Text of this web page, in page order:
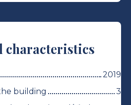
characteristics
2019
building
3